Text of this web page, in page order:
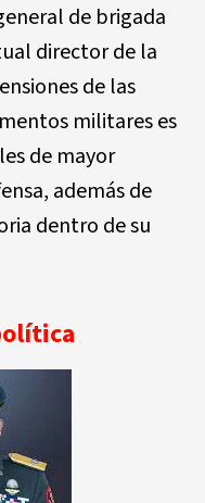
de brigada
director de la
de las
militares es
de mayor
además de
dentro de su